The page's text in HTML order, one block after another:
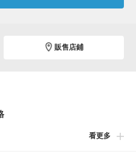
販售店鋪
夏季節的完美選擇。使用清爽親
看更多